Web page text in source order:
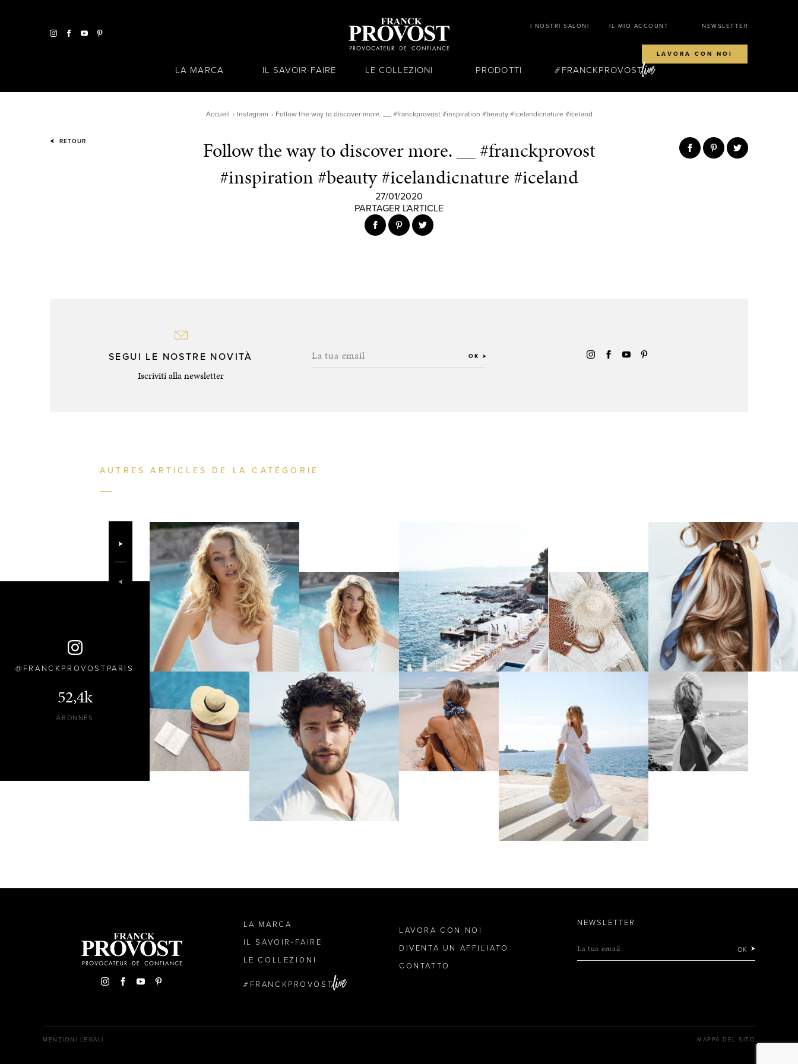
I NOSTRI SALONI IL MIO ACCOUNT NEWSLETTER
LAVORA CON NOI
LA MARCA IL SAVOIR-FAIRE LE COLLEZIONI PRODOTTI FRANCKPROVOST
Accueil Instagram Follow the way to discover more. __ #franckprovost #inspiration #beauty #icelandicnature #iceland
RETOUR
Follow the way to discover more. __ #franckprovost
#inspiration #beauty #icelandicnature #iceland
27/01/2020
PARTAGER L'ARTICLE
SEGUI LE NOSTRE NOVITÀ
Iscriviti alla newsletter
La tua email OK
AUTRES ARTICLES DE LA CATÉGORIE
FRANCKPROVOSTPARIS
52,4k
ABONNÉS
LA MARCA
IL SAVOIR-FAIRE
LE COLLEZIONI
FRANCKPROVOST
LAVORA CON NOI
DIVENTA UN AFFILIATO
CONTATTO
NEWSLETTER
La tua email OK
MENZIONI LEGALI MAPPA DEL SITO